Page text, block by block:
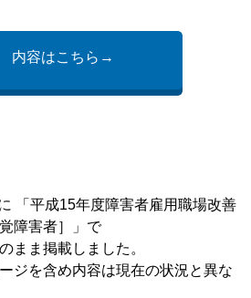
内容はこちら→
「平成15年度障害者雇用職場改善
障害者］」で
ま掲載しました。
を含め内容は現在の状況と異な